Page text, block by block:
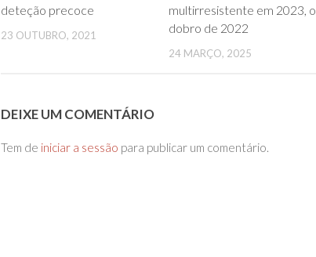
deteção precoce
23 OUTUBRO, 2021
multirresistente em 2023, o
dobro de 2022
24 MARÇO, 2025
DEIXE UM COMENTÁRIO
Tem de iniciar a sessão para publicar um comentário.